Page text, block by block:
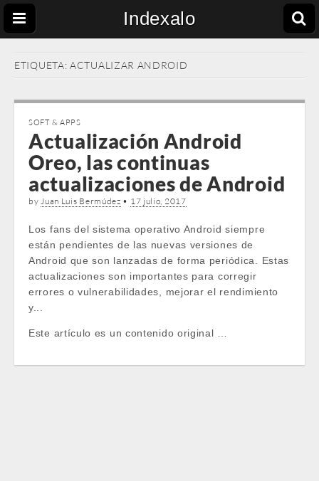
Indexalo
ETIQUETA: ACTUALIZAR ANDROID
SOFT & APPS
Actualización Android
Oreo, las continuas
actualizaciones de Android
byJuan Luis Bermúdez • 17 julio, 2017
Los fans del sistema operativo Android siempre
están pendientes de las nuevas versiones de
Android que son lanzadas de forma periódica. Estas
actualizaciones son importantes para corregir
errores o vulnerabilidades, mejorar el rendimiento
y...
Este artículo es un contenido original …